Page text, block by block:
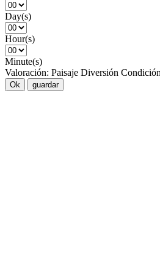
Day(s)
Hour(s)
Minute(s)
Valoración: Paisaje Diversión Condición
Ok guardar